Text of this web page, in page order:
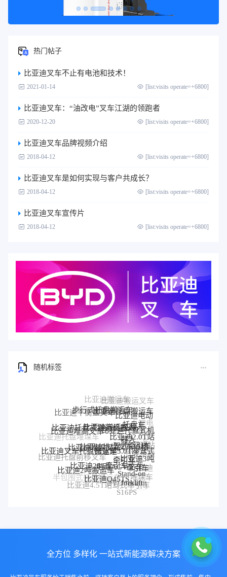
热门帖子
比亚迪叉车不止有电池和技术！
2021-01-14 [list:visits operate=+6800]
比亚迪叉车：“油改电”叉车江湖的领跑者
2020-12-20 [list:visits operate=+6800]
比亚迪叉车品牌视频介绍
2018-04-12 [list:visits operate=+6800]
比亚迪叉车是如何实现与客户共成长？
2018-04-12 [list:visits operate=+6800]
比亚迪叉车宣传片
2018-04-12 [list:visits operate=+6800]
随机标签
比亚迪平衡重叉车
步行式托盘搬运车
比亚迪托盘搬运车
比亚迪电动
托盘车锂电
搬运
车
比亚迪托盘堆垛车
比亚迪堆高叉车
比亚迪托盘式搬运机器人
比亚迪搬运机器人
比亚迪托盘式机
器人
比亚迪2.0T站
驾式牵引车
比亚迪站
驾式牵引
车
比亚迪托盘前移叉车
比亚迪叉车托盘搬运车
比亚迪堆垛叉车
比亚迪堆垛叉车价格
比亚迪3.0T座驾式
牵引车
比亚迪3吨
牵引车
比亚迪
堆垛车
比亚迪
P30S
比亚迪仓储叉车
半包围式托盘搬运车
比亚迪2吨搬运车
比亚迪25T牵引车
电动AGV叉车
Stand-on
forklift
BYD forklift
S16PS
比亚迪4.5T站驾式牵引车
比亚迪Q45TS
全方位 多样化 一站式新能源解决方案